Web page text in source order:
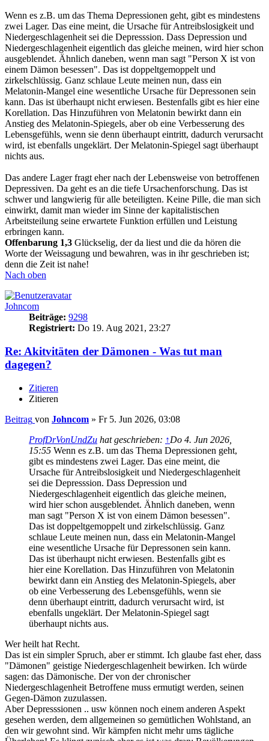
Wenn es z.B. um das Thema Depressionen geht, gibt es mindestens
zwei Lager. Das eine meint, die Ursache für Antreibslosigkeit und
Niedergeschlagenheit sei die Depresssion. Dass Depression und
Niedergeschlagenheit eigentlich das gleiche meinen, wird hier schon
ausgeblendet. Ähnlich daneben, wenn man sagt "Person X ist von
einem Dämon besessen". Das ist doppeltgemoppelt und
zirkelschlüssig. Ganz schlaue Leute meinen nun, dass ein
Melatonin-Mangel eine wesentliche Ursache für Depressonen sein
kann. Das ist überhaupt nicht erwiesen. Bestenfalls gibt es hier eine
Korellation. Das Hinzuführen von Melatonin bewirkt dann ein
Anstieg des Melatonin-Spiegels, aber ob eine Verbesserung des
Lebensgefühls, wenn sie denn überhaupt eintritt, dadurch verursacht
wird, ist ebenfalls ungeklärt. Der Melatonin-Spiegel sagt überhaupt
nichts aus.
Das andere Lager fragt eher nach der Lebensweise von betroffenen
Depressiven. Da geht es an die tiefe Ursachenforschung. Das ist
schwer und langwierig für alle beteiligten. Keine Pille, die man sich
einwirkt, damit man wieder im Sinne der kapitalistischen
Arbeitsteilung seine erwartete Funktion erfüllen und Leistung
erbringen kann.
Offenbarung 1,3 Glückselig, der da liest und die da hören die
Worte der Weissagung und bewahren, was in ihr geschrieben ist;
denn die Zeit ist nahe!
Nach oben
Johncom
Beiträge: 9298
Registriert: Do 19. Aug 2021, 23:27
Re: Akitvitäten der Dämonen - Was tut man
dagegen?
Zitieren
Zitieren
Beitrag von Johncom » Fr 5. Jun 2026, 03:08
ProfDrVonUndZu hat geschrieben: ↑Do 4. Jun 2026,
15:55 Wenn es z.B. um das Thema Depressionen geht,
gibt es mindestens zwei Lager. Das eine meint, die
Ursache für Antreibslosigkeit und Niedergeschlagenheit
sei die Depresssion. Dass Depression und
Niedergeschlagenheit eigentlich das gleiche meinen,
wird hier schon ausgeblendet. Ähnlich daneben, wenn
man sagt "Person X ist von einem Dämon besessen".
Das ist doppeltgemoppelt und zirkelschlüssig. Ganz
schlaue Leute meinen nun, dass ein Melatonin-Mangel
eine wesentliche Ursache für Depressonen sein kann.
Das ist überhaupt nicht erwiesen. Bestenfalls gibt es
hier eine Korellation. Das Hinzuführen von Melatonin
bewirkt dann ein Anstieg des Melatonin-Spiegels, aber
ob eine Verbesserung des Lebensgefühls, wenn sie
denn überhaupt eintritt, dadurch verursacht wird, ist
ebenfalls ungeklärt. Der Melatonin-Spiegel sagt
überhaupt nichts aus.
Wer heilt hat Recht.
Das ist ein simpler Spruch, aber er stimmt. Ich glaube fast eher, dass
"Dämonen" geistige Niedergeschlagenheit bewirken. Ich würde
sagen: das Dämonische. Der von der chronischer
Niedergeschlagenheit Betroffene muss ermutigt werden, seinen
Gegen-Dämon zuzulassen.
Aber Depresssionen .. usw können noch einem anderen Aspekt
gesehen werden, dem allgemeinen so gemütlichen Wohlstand, an
den wir gewohnt sind. Wir kämpfen nicht mehr ums tägliche